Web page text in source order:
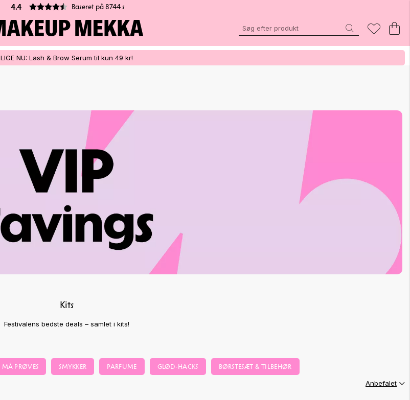
4.4 Baseret på 8744 stemmer
LIGE NU: Lash & Brow Serum til kun 49 kr!
Kits
Festivalens bedste deals – samlet i kits!
MÅ PRØVES SMYKKER PARFUME GLØD-HACKS BØRSTESÆT & TILBEHØR
Anbefalet